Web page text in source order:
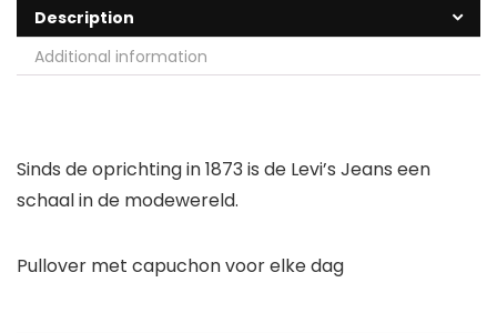
Description
Additional information
Sinds de oprichting in 1873 is de Levi’s Jeans een
schaal in de modewereld.
Pullover met capuchon voor elke dag